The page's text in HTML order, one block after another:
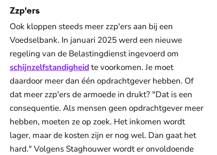
Zzp'ers
Ook kloppen steeds meer zzp'ers aan bij een
Voedselbank. In januari 2025 werd een nieuwe
regeling van de Belastingdienst ingevoerd om
schijnzelfstandigheid te voorkomen. Je moet
daardoor meer dan één opdrachtgever hebben. Of
dat meer zzp'ers de armoede in drukt? "Dat is een
consequentie. Als mensen geen opdrachtgever meer
hebben, moeten ze op zoek. Het inkomen wordt
lager, maar de kosten zijn er nog wel. Dan gaat het
hard." Volgens Staghouwer wordt er onvoldoende